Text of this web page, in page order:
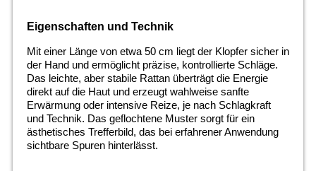
Eigenschaften und Technik
Mit einer Länge von etwa 50 cm liegt der Klopfer sicher in
der Hand und ermöglicht präzise, kontrollierte Schläge.
Das leichte, aber stabile Rattan überträgt die Energie
direkt auf die Haut und erzeugt wahlweise sanfte
Erwärmung oder intensive Reize, je nach Schlagkraft
und Technik. Das geflochtene Muster sorgt für ein
ästhetisches Trefferbild, das bei erfahrener Anwendung
sichtbare Spuren hinterlässt.